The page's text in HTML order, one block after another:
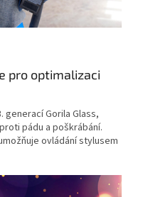
pro optimalizaci
generací Gorila Glass,
pádu a poškrábání.
ovládání stylusem